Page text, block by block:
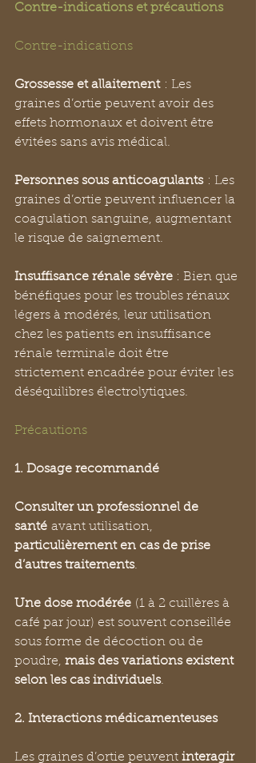
Contre-indications et précautions
Contre-indications
Grossesse et allaitement : Les
graines d’ortie peuvent avoir des
effets hormonaux et doivent être
évitées sans avis médical.
Personnes sous anticoagulants : Les
graines d’ortie peuvent influencer la
coagulation sanguine, augmentant
le risque de saignement.
Insuffisance rénale sévère : Bien que
bénéfiques pour les troubles rénaux
légers à modérés, leur utilisation
chez les patients en insuffisance
rénale terminale doit être
strictement encadrée pour éviter les
déséquilibres électrolytiques.
Précautions
1. Dosage recommandé
Consulter un professionnel de
santé avant utilisation,
particulièrement en cas de prise
d’autres traitements.
Une dose modérée (1 à 2 cuillères à
café par jour) est souvent conseillée
sous forme de décoction ou de
poudre, mais des variations existent
selon les cas individuels.
2. Interactions médicamenteuses
Les graines d’ortie peuvent interagir